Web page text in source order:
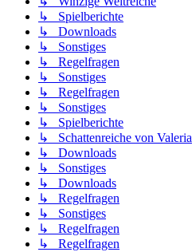
↳ Spielberichte
↳ Downloads
↳ Sonstiges
↳ Regelfragen
↳ Sonstiges
↳ Regelfragen
↳ Sonstiges
↳ Spielberichte
↳ Schattenreiche von Valeria
↳ Downloads
↳ Sonstiges
↳ Downloads
↳ Regelfragen
↳ Sonstiges
↳ Regelfragen
↳ Regelfragen